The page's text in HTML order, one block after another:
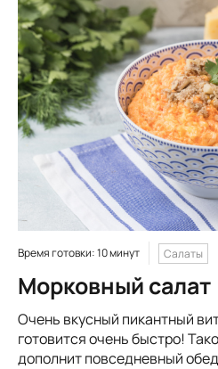
Время готовки: 10 минут Салаты
Морковный салат
Очень вкусный пикантный
готовится очень быстро!
дополнит повседневный